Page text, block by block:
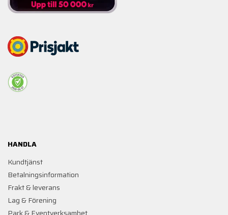
HANDLA
Kundtjänst
Betalningsinformation
Frakt & leverans
Lag & Förening